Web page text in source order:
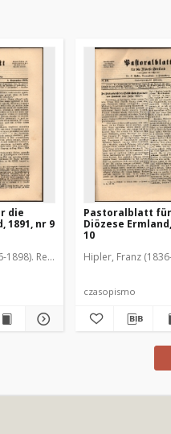
die
1891, nr 9
1898). Red.
Pastoralblatt
Diözese
10
Hipler, Franz
czasopismo